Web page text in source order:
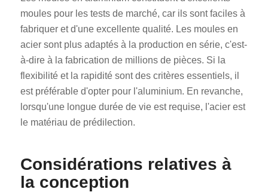
moules pour les tests de marché, car ils sont faciles à
fabriquer et d'une excellente qualité. Les moules en
acier sont plus adaptés à la production en série, c'est-
à-dire à la fabrication de millions de pièces. Si la
flexibilité et la rapidité sont des critères essentiels, il
est préférable d'opter pour l'aluminium. En revanche,
lorsqu'une longue durée de vie est requise, l'acier est
le matériau de prédilection.
Considérations relatives à
la conception